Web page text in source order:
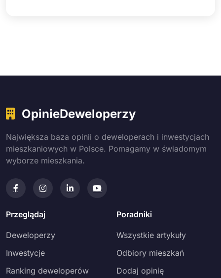
OpinieDeweloperzy
Największa baza opinii o deweloperach i inwestycjach
mieszkaniowych w Polsce. Pomagamy w świadomym
wyborze mieszkania.
Przeglądaj
Deweloperzy
Inwestycje
Ranking deweloperów
Poradniki
Wszystkie artykuły
Odbiory mieszkań
Dodaj opinię